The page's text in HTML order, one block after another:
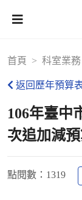
首頁 科室業務
返回歷年預算
106年臺中
次追加減
點閱數 ：1319